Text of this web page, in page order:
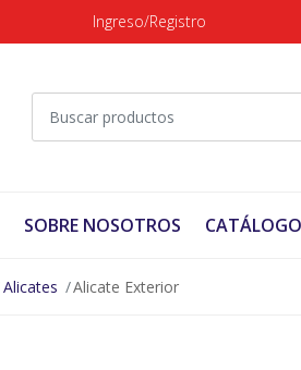
Ingreso/Registro
SOBRE NOSOTROS CATÁLOGO
Alicates Alicate Exterior